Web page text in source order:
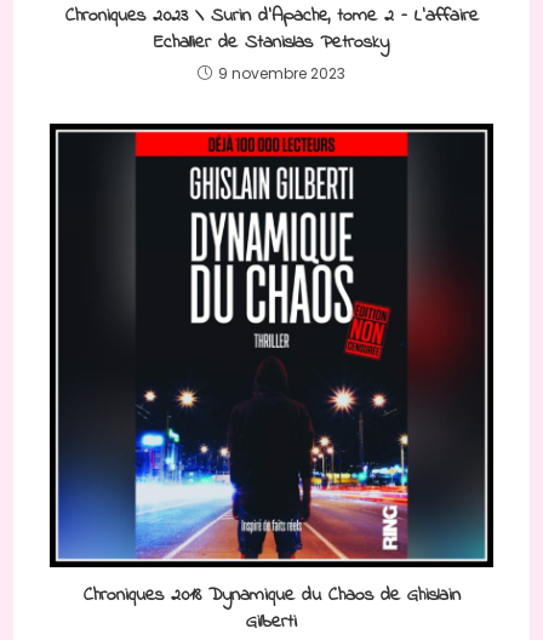
Chroniques 2023 \ Surin d’Apache, tome 2 – L’affaire
Echallier de Stanislas Petrosky
9 novembre 2023
Chroniques 2018 Dynamique du Chaos de Ghislain
Gilberti